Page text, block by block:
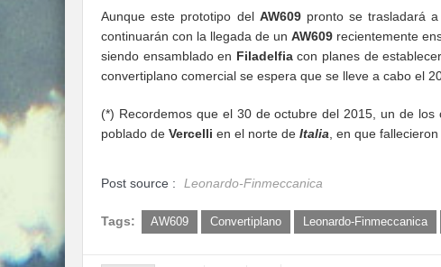
Aunque este prototipo del AW609pronto se trasladará a
continuarán con la llegada de un AW609 recientemente
siendo ensamblado en Filadelfiacon planes de
convertiplano comercial se espera que se lleve a cabo el
(*) Recordemos que el 30 de octubre del 2015, un de los
poblado de Vercelli en el norte de Italia, en que
Post source : Leonardo-Finmeccanica
Tags: AW609 Convertiplano Leonardo-Finmeccanica